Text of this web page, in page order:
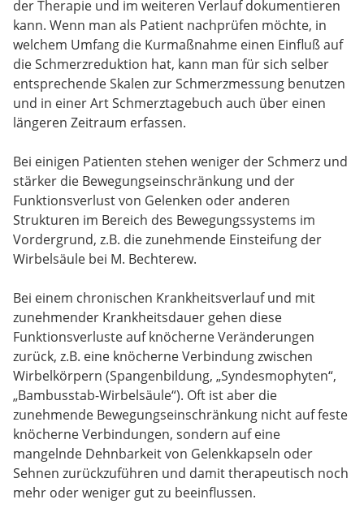
der Therapie und im weiteren Verlauf dokumentieren
kann. Wenn man als Patient nachprüfen möchte, in
welchem Umfang die Kurmaßnahme einen Einfluß auf
die Schmerzreduktion hat, kann man für sich selber
entsprechende Skalen zur Schmerzmessung benutzen
und in einer Art Schmerztagebuch auch über einen
längeren Zeitraum erfassen.
Bei einigen Patienten stehen weniger der Schmerz und
stärker die Bewegungseinschränkung und der
Funktionsverlust von Gelenken oder anderen
Strukturen im Bereich des Bewegungssystems im
Vordergrund, z.B. die zunehmende Einsteifung der
Wirbelsäule bei M. Bechterew.
Bei einem chronischen Krankheitsverlauf und mit
zunehmender Krankheitsdauer gehen diese
Funktionsverluste auf knöcherne Veränderungen
zurück, z.B. eine knöcherne Verbindung zwischen
Wirbelkörpern (Spangenbildung, „Syndesmophyten“,
„Bambusstab-Wirbelsäule“). Oft ist aber die
zunehmende Bewegungseinschränkung nicht auf feste
knöcherne Verbindungen, sondern auf eine
mangelnde Dehnbarkeit von Gelenkkapseln oder
Sehnen zurückzuführen und damit therapeutisch noch
mehr oder weniger gut zu beeinflussen.